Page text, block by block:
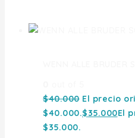
$40.000 El precio
$40.000.$35.000El
$35.000.